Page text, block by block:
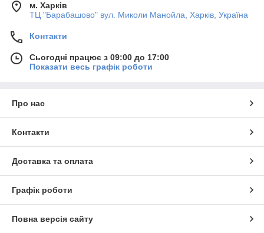
м. Харків
ТЦ "Барабашово" вул. Миколи Манойла, Харків, Україна
Контакти
Сьогодні працює з 09:00 до 17:00
Показати весь графік роботи
Про нас
Контакти
Доставка та оплата
Графік роботи
Повна версія сайту